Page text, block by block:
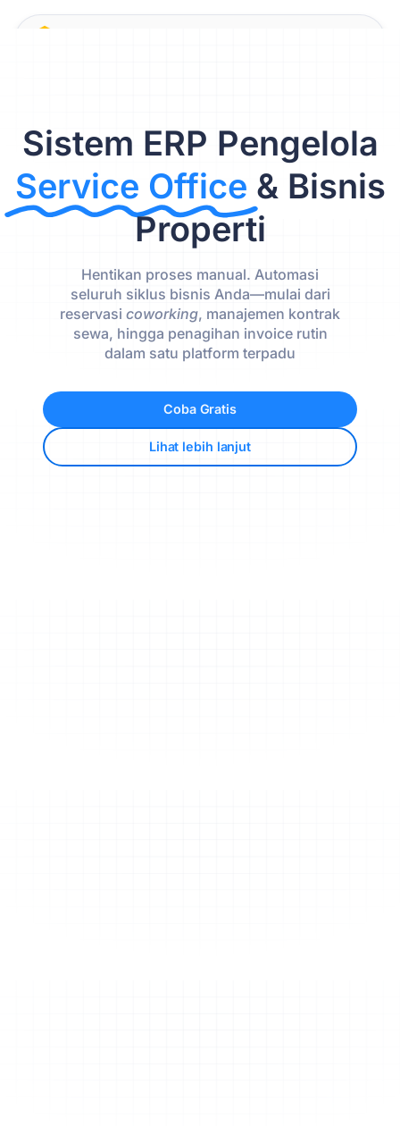
Sistem ERP Pengelola
Service Office & Bisnis
Properti
Hentikan proses manual. Automasi
seluruh siklus bisnis Anda—mulai dari
reservasi coworking, manajemen kontrak
sewa, hingga penagihan invoice rutin
dalam satu platform terpadu
Coba Gratis
Lihat lebih lanjut